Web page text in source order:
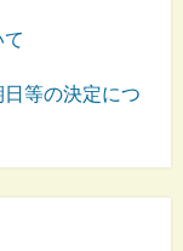
等の決定につ